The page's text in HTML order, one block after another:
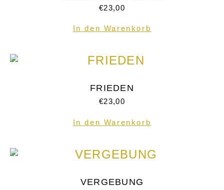
€23,00
In den Warenkorb
FRIEDEN
€23,00
In den Warenkorb
VERGEBUNG